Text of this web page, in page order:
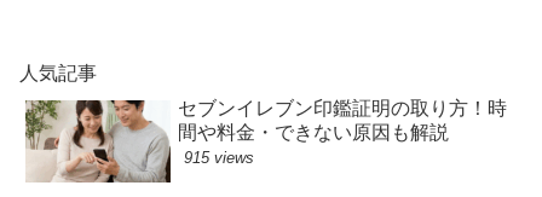
人気記事
セブンイレブン印鑑証明の取り方！時
間や料金・できない原因も解説
915 views